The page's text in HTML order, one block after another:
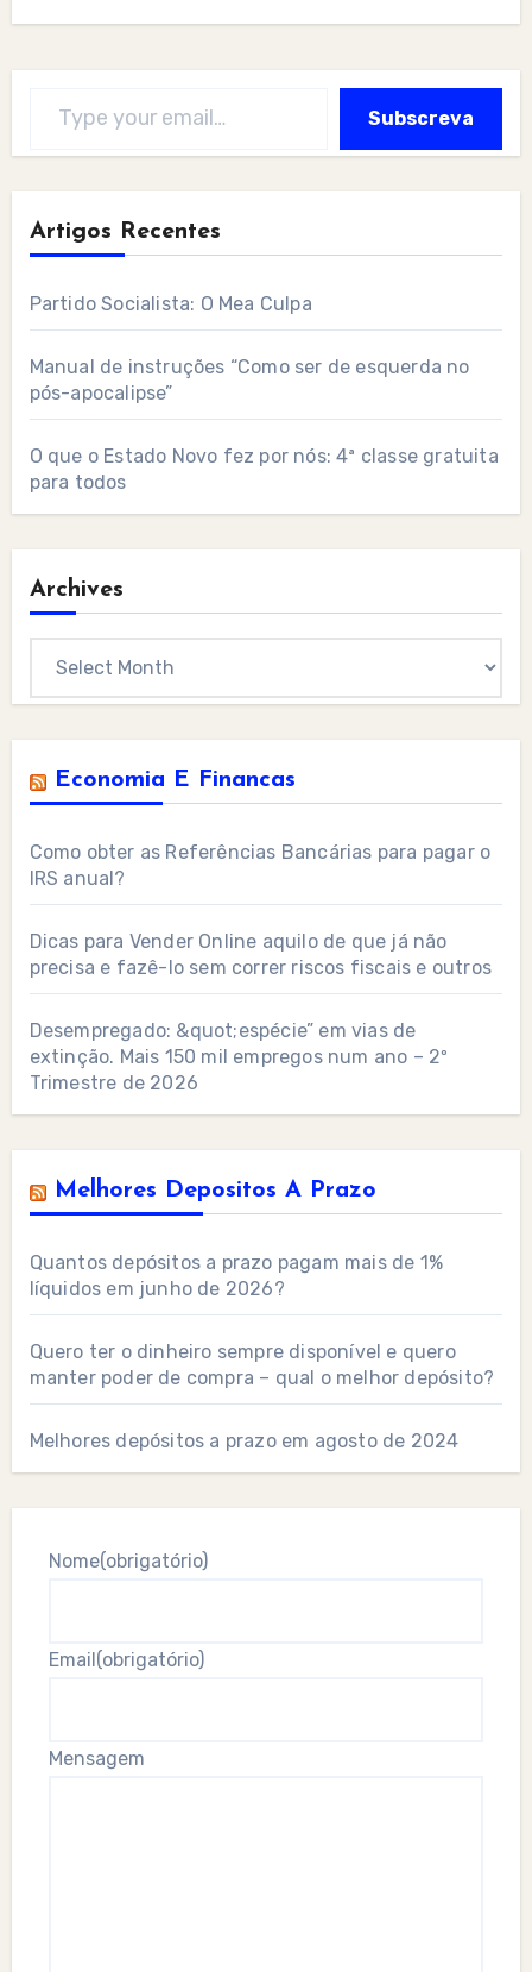
Subscreva
Artigos Recentes
Partido Socialista: O Mea Culpa
Manual de instruções “Como ser de esquerda no
pós-apocalipse”
O que o Estado Novo fez por nós: 4ª classe gratuita
para todos
Archives
Economia E Financas
Como obter as Referências Bancárias para pagar o
IRS anual?
Dicas para Vender Online aquilo de que já não
precisa e fazê-lo sem correr riscos fiscais e outros
Desempregado: &quot;espécie” em vias de
extinção. Mais 150 mil empregos num ano – 2º
Trimestre de 2026
Melhores Depositos A Prazo
Quantos depósitos a prazo pagam mais de 1%
líquidos em junho de 2026?
Quero ter o dinheiro sempre disponível e quero
manter poder de compra – qual o melhor depósito?
Melhores depósitos a prazo em agosto de 2024
Nome(obrigatório)
Email (obrigatório)
Mensagem